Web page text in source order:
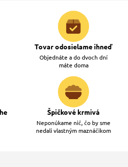
Tovar odosielame ihneď
Objednáte a do dvoch dní
máte doma
Špičkové krmivá
Neponúkame nič, čo by sme
nedali vlastným maznáčikom